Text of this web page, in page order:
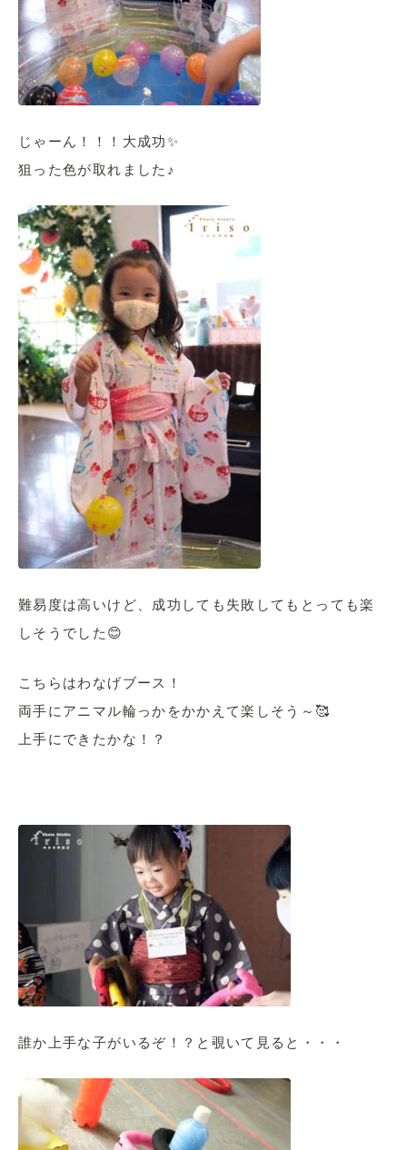
じゃーん！！！大成功✨
狙った色が取れました♪
難易度は高いけど、成功しても失敗してもとっても楽
しそうでした😊
こちらはわなげブース！
両手にアニマル輪っかをかかえて楽しそう～🥰
上手にできたかな！？
誰か上手な子がいるぞ！？と覗いて見ると・・・